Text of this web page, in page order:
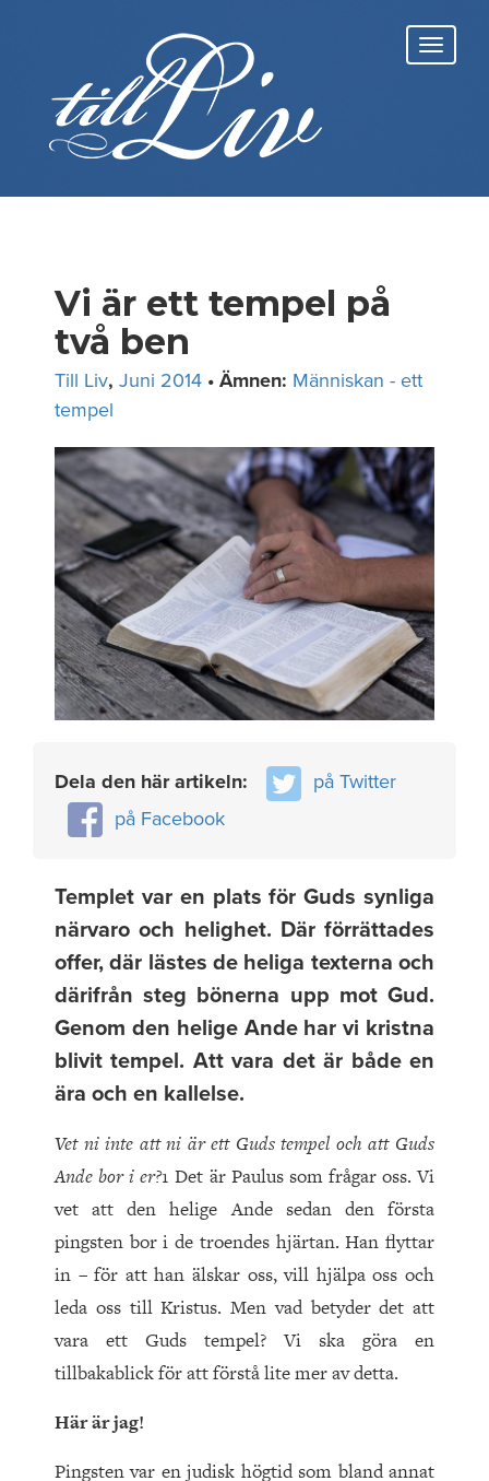
Vi är ett tempel på
två ben
Till Liv, Juni 2014 • Ämnen: Människan - ett
tempel
Dela den här artikeln:
på Twitter
på Facebook
Templet var en plats för Guds synliga
närvaro och helighet. Där förrättades
offer, där lästes de heliga texterna och
därifrån steg bönerna upp mot Gud.
Genom den helige Ande har vi kristna
blivit tempel. Att vara det är både en
ära och en kallelse.
Vet ni inte att ni är ett Guds tempel och att Guds
Ande bor i er?1 Det är Paulus som frågar oss. Vi
vet att den helige Ande sedan den första
pingsten bor i de troendes hjärtan. Han flyttar
in – för att han älskar oss, vill hjälpa oss och
leda oss till Kristus. Men vad betyder det att
vara ett Guds tempel? Vi ska göra en
tillbakablick för att förstå lite mer av detta.
Här är jag!
Pingsten var en judisk högtid som bland annat